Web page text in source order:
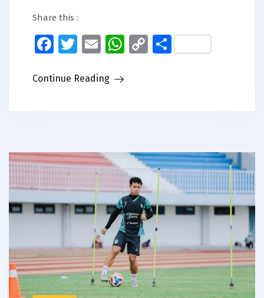
Share this :
Facebook
Twitter
EmailWhatsApp
CopyShare
Continue Reading